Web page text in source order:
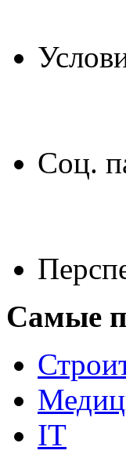
Соц.
Самые
IT